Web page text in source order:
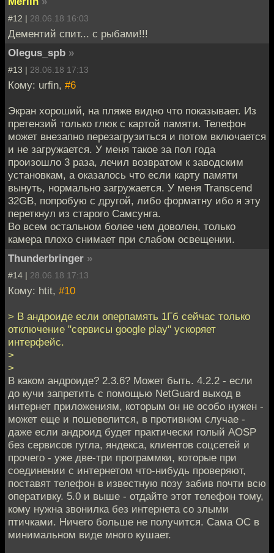
#12 | 28.06.18 16:03
Дементий спит... с рыбами!!!
Olegus_spb »
#13 | 28.06.18 17:13
Кому: urfin, #6
Экран хороший, на пляже видно что показывает. Из
претензий только глюк с картой памяти. Телефон
может внезапно перезагрузиться и потом включается
и не загружается. У меня такое за пол года
произошло 3 раза, лечил возвратом к заводским
установкам, а оказалось что если карту памяти
вынуть, нормально загружается. У меня Transcend
32GB, попробую с другой, либо форматну ибо я эту
переткнул из старого Самсунга.
Во всем остальном более чем доволен, только
камера плохо снимает при слабом освещении.
Thunderbringer »
#14 | 28.06.18 17:13
Кому: htit, #10
> В андроиде если оперпамять 1Гб сейчас только
отключение "сервисы google play" ускоряет
интерфейс.
>
>
В каком андроиде? 2.3.6? Может быть. 4.2.2 - если
до кучи запретить с помощью NetGuard выход в
интернет приложениям, которым он не особо нужен -
может еще и пошевелится, в противном случае -
даже если андроид будет практически голый AOSP
без сервисов гугла, яндекса, клиентов соцсетей и
прочего - уже две-три программки, которые при
соединении с интернетом что-нибудь проверяют,
поставят телефон в известную позу забив почти всю
оперативку. 5.0 и выше - отдайте этот телефон тому,
кому нужна звонилка без интернета со злыми
птичками. Ничего больше не получится. Сама ОС в
минимальном виде много кушает.